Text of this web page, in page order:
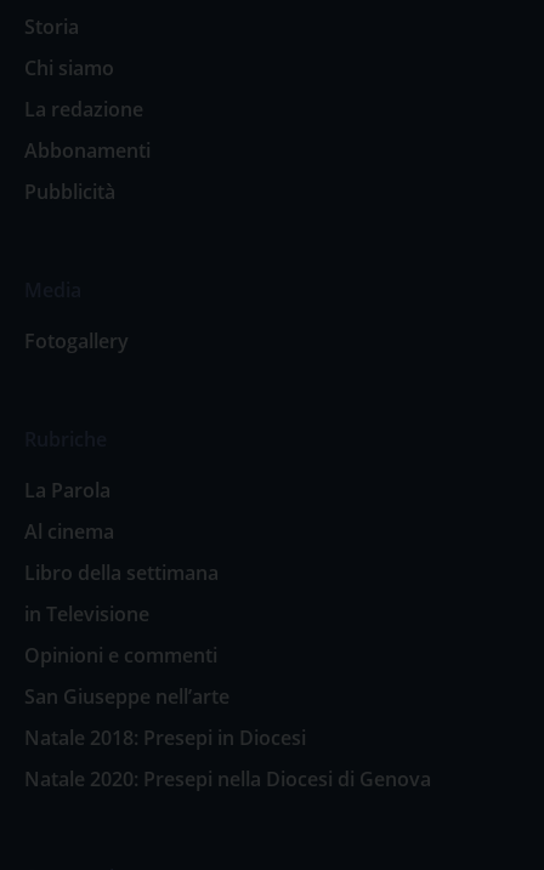
Storia
Chi siamo
La redazione
Abbonamenti
Pubblicità
Fotogallery
La Parola
Al cinema
Libro della settimana
in Televisione
Opinioni e commenti
San Giuseppe nell’arte
Natale 2018: Presepi in Diocesi
Natale 2020: Presepi nella Diocesi di Genova